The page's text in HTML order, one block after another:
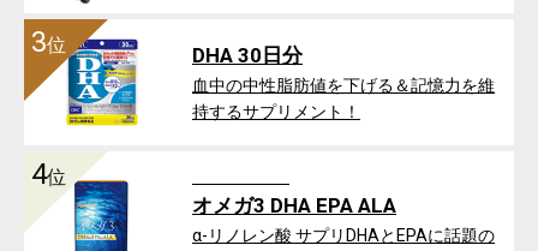
3位 DHA 30日分
血中の中性脂肪値を下げる＆記憶力を維
持するサプリメント！
4位
オメガ3 DHA EPA ALA
α-リノレン酸 サプリDHAとEPAに話題の